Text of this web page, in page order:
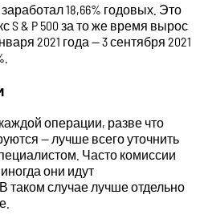
18,66% годовых. Это
S & P 500 за то же время вырос
2021 года — 3 сентября 2021
операции, разве что
— лучше всего уточнить
Часто комиссии
они идут
таком случае лучше отдельно